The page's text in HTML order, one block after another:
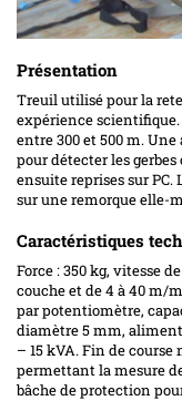
Présentation
Treuil utilisé pour la
expérience
entre 300 et 500 m.
pour détecter les
ensuite reprises sur
sur une remorque elle-
Caractéristiques
Force : 350 kg, vitesse
couche et de 4 à 40 m/
par potentiomètre,
diamètre 5 mm,
– 15 kVA. Fin de
permettant la mesure
bâche de protection